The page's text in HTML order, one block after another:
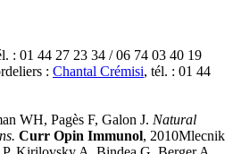
: 01 44 27 23 34 / 06 74 03 40 19
: Chantal Crémisi, tél. : 01 44
WH, Pagès F, Galon J. Natural
Curr Opin Immunol, 2010Mlecnik